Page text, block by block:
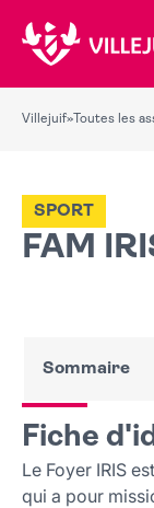
Villejuif» Toutes les
FAM
SPORT
Sommaire
Fiche
Nous
Fiche
Le Foyer IRIS
qui a pour